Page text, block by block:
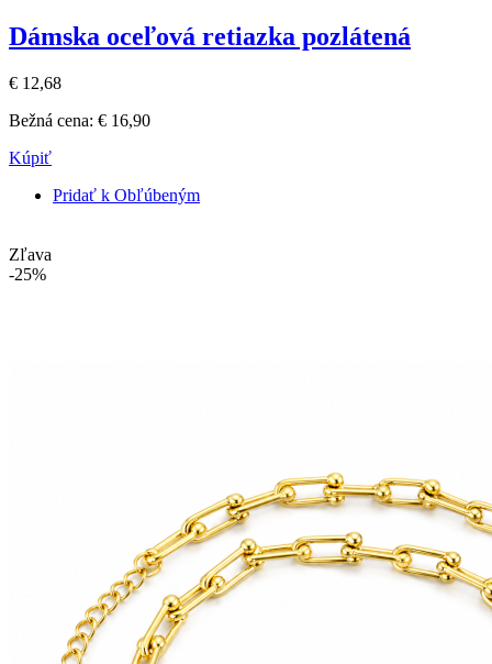
Dámska oceľová retiazka pozlátená
€ 12,68
Bežná cena: € 16,90
Kúpiť
Pridať k Obľúbeným
Zľava
-25%